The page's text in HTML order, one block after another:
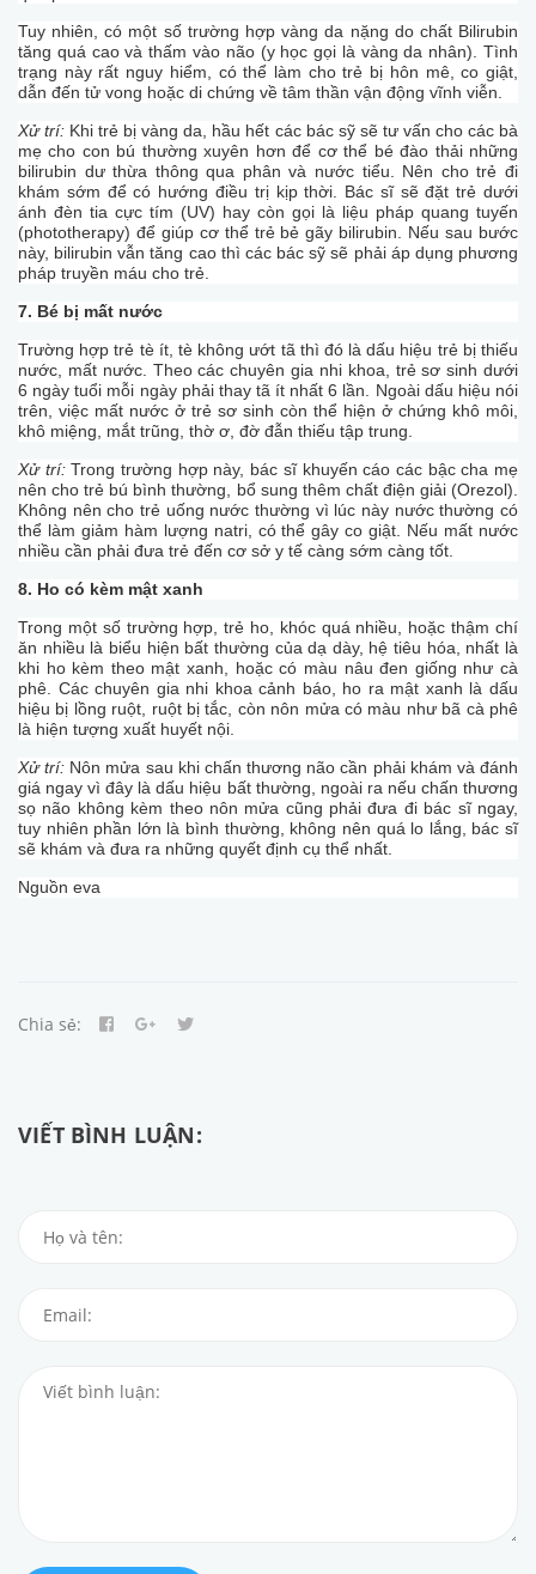
Tuy nhiên, có một số trường hợp vàng da nặng do chất Bilirubin
tăng quá cao và thấm vào não (y học gọi là vàng da nhân). Tình
trạng này rất nguy hiểm, có thể làm cho trẻ bị hôn mê, co giật,
dẫn đến tử vong hoặc di chứng về tâm thần vận động vĩnh viễn.
Xử trí: Khi trẻ bị vàng da, hầu hết các bác sỹ sẽ tư vấn cho các bà
mẹ cho con bú thường xuyên hơn để cơ thể bé đào thải những
bilirubin dư thừa thông qua phân và nước tiểu. Nên cho trẻ đi
khám sớm để có hướng điều trị kịp thời. Bác sĩ sẽ đặt trẻ dưới
ánh đèn tia cực tím (UV) hay còn gọi là liệu pháp quang tuyến
(phototherapy) để giúp cơ thể trẻ bẻ gãy bilirubin. Nếu sau bước
này, bilirubin vẫn tăng cao thì các bác sỹ sẽ phải áp dụng phương
pháp truyền máu cho trẻ.
7. Bé bị mất nước
Trường hợp trẻ tè ít, tè không ướt tã thì đó là dấu hiệu trẻ bị thiếu
nước, mất nước. Theo các chuyên gia nhi khoa, trẻ sơ sinh dưới
6 ngày tuổi mỗi ngày phải thay tã ít nhất 6 lần. Ngoài dấu hiệu nói
trên, việc mất nước ở trẻ sơ sinh còn thể hiện ở chứng khô môi,
khô miệng, mắt trũng, thờ ơ, đờ đẫn thiếu tập trung.
Xử trí:Trong trường hợp này, bác sĩ khuyến cáo các bậc cha mẹ
nên cho trẻ bú bình thường, bổ sung thêm chất điện giải (Orezol).
Không nên cho trẻ uống nước thường vì lúc này nước thường có
thể làm giảm hàm lượng natri, có thể gây co giật. Nếu mất nước
nhiều cần phải đưa trẻ đến cơ sở y tế càng sớm càng tốt.
8. Ho có kèm mật xanh
Trong một số trường hợp, trẻ ho, khóc quá nhiều, hoặc thậm chí
ăn nhiều là biểu hiện bất thường của dạ dày, hệ tiêu hóa, nhất là
khi ho kèm theo mật xanh, hoặc có màu nâu đen giống như cà
phê. Các chuyên gia nhi khoa cảnh báo, ho ra mật xanh là dấu
hiệu bị lồng ruột, ruột bị tắc, còn nôn mửa có màu như bã cà phê
là hiện tượng xuất huyết nội.
Xử trí: Nôn mửa sau khi chấn thương não cần phải khám và đánh
giá ngay vì đây là dấu hiệu bất thường, ngoài ra nếu chấn thương
sọ não không kèm theo nôn mửa cũng phải đưa đi bác sĩ ngay,
tuy nhiên phần lớn là bình thường, không nên quá lo lắng, bác sĩ
sẽ khám và đưa ra những quyết định cụ thể nhất.
Nguồn eva
Chia sẻ:
VIẾT BÌNH LUẬN: